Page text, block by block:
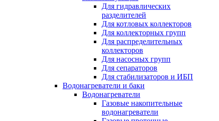
Для гидравлических
разделителей
Для котловых коллекторов
Для коллекторных групп
Для распределительных
коллекторов
Для насосных групп
Для сепараторов
Для стабилизаторов и ИБП
Водонагреватели и баки
Водонагреватели
Газовые накопительные
водонагреватели